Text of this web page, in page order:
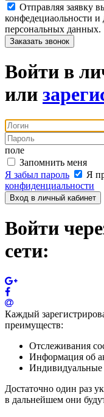
Отправляя заявку
конфедециаольности и
персональных данных.
Заказать звонок
Войти в
или
поле
Запомнить меня
Я забыл пароль
Я
конфиденциальности
Вход в личный кабинет
Войти
сети:
Каждый
преимуществ:
Отслеживания
Информация об
Индивидуальные
Достаточно один раз
в дальнейшем они